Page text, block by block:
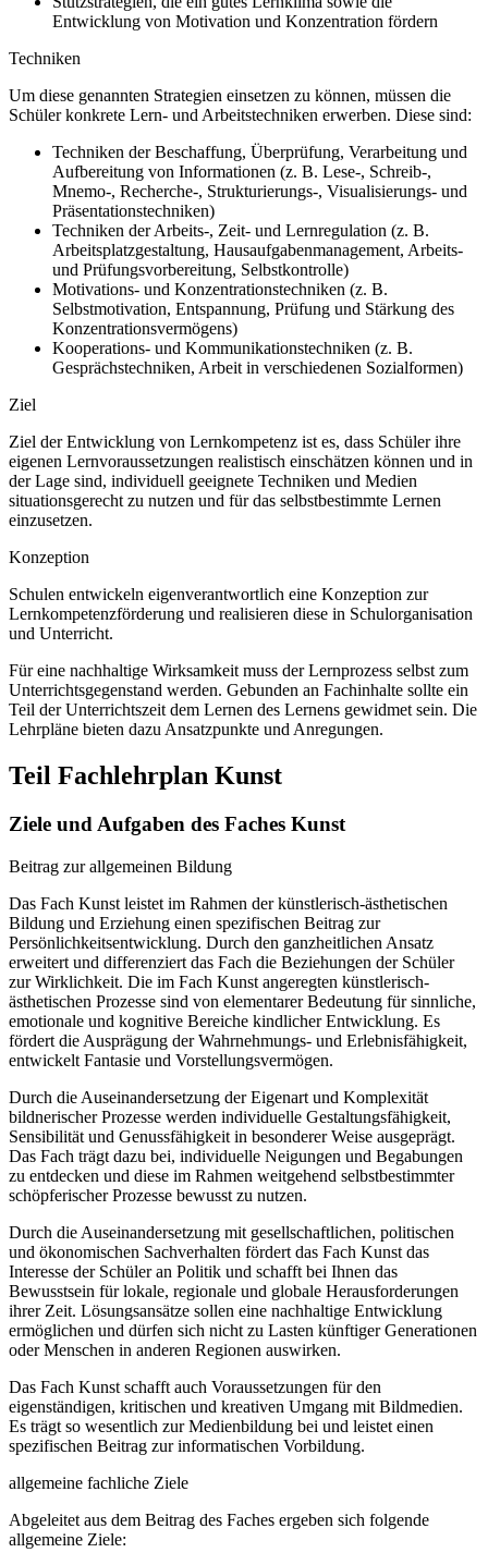
Entwicklung von Motivation und Konzentration fördern
Techniken
Um diese genannten Strategien einsetzen zu können, müssen die
Schüler konkrete Lern- und Arbeitstechniken erwerben. Diese sind:
Techniken der Beschaffung, Überprüfung, Verarbeitung und
Aufbereitung von Informationen (z. B. Lese-, Schreib-,
Mnemo-, Recherche-, Strukturierungs-, Visualisierungs- und
Präsentationstechniken)
Techniken der Arbeits-, Zeit- und Lernregulation (z. B.
Arbeitsplatzgestaltung, Hausaufgabenmanagement, Arbeits-
und Prüfungsvorbereitung, Selbstkontrolle)
Motivations- und Konzentrationstechniken (z. B.
Selbstmotivation, Entspannung, Prüfung und Stärkung des
Konzentrationsvermögens)
Kooperations- und Kommunikationstechniken (z. B.
Gesprächstechniken, Arbeit in verschiedenen Sozialformen)
Ziel
Ziel der Entwicklung von Lernkompetenz ist es, dass Schüler ihre
eigenen Lernvoraussetzungen realistisch einschätzen können und in
der Lage sind, individuell geeignete Techniken und Medien
situationsgerecht zu nutzen und für das selbstbestimmte Lernen
einzusetzen.
Konzeption
Schulen entwickeln eigenverantwortlich eine Konzeption zur
Lernkompetenzförderung und realisieren diese in Schulorganisation
und Unterricht.
Für eine nachhaltige Wirksamkeit muss der Lernprozess selbst zum
Unterrichtsgegenstand werden. Gebunden an Fachinhalte sollte ein
Teil der Unterrichtszeit dem Lernen des Lernens gewidmet sein. Die
Lehrpläne bieten dazu Ansatzpunkte und Anregungen.
Teil Fachlehrplan Kunst
Ziele und Aufgaben des Faches Kunst
Beitrag zur allgemeinen Bildung
Das Fach Kunst leistet im Rahmen der künstlerisch-ästhetischen
Bildung und Erziehung einen spezifischen Beitrag zur
Persönlichkeitsentwicklung. Durch den ganzheitlichen Ansatz
erweitert und differenziert das Fach die Beziehungen der Schüler
zur Wirklichkeit. Die im Fach Kunst angeregten künstlerisch-
ästhetischen Prozesse sind von elementarer Bedeutung für sinnliche,
emotionale und kognitive Bereiche kindlicher Entwicklung. Es
fördert die Ausprägung der Wahrnehmungs- und Erlebnisfähigkeit,
entwickelt Fantasie und Vorstellungsvermögen.
Durch die Auseinandersetzung der Eigenart und Komplexität
bildnerischer Prozesse werden individuelle Gestaltungsfähigkeit,
Sensibilität und Genussfähigkeit in besonderer Weise ausgeprägt.
Das Fach trägt dazu bei, individuelle Neigungen und Begabungen
zu entdecken und diese im Rahmen weitgehend selbstbestimmter
schöpferischer Prozesse bewusst zu nutzen.
Durch die Auseinandersetzung mit gesellschaftlichen, politischen
und ökonomischen Sachverhalten fördert das Fach Kunst das
Interesse der Schüler an Politik und schafft bei Ihnen das
Bewusstsein für lokale, regionale und globale Herausforderungen
ihrer Zeit. Lösungsansätze sollen eine nachhaltige Entwicklung
ermöglichen und dürfen sich nicht zu Lasten künftiger Generationen
oder Menschen in anderen Regionen auswirken.
Das Fach Kunst schafft auch Voraussetzungen für den
eigenständigen, kritischen und kreativen Umgang mit Bildmedien.
Es trägt so wesentlich zur Medienbildung bei und leistet einen
spezifischen Beitrag zur informatischen Vorbildung.
allgemeine fachliche Ziele
Abgeleitet aus dem Beitrag des Faches ergeben sich folgende
allgemeine Ziele: